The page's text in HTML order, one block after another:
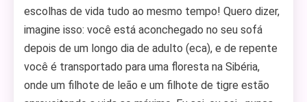
escolhas de vida tudo ao mesmo tempo! Quero dizer,
imagine isso: você está aconchegado no seu sofá
depois de um longo dia de adulto (eca), e de repente
você é transportado para uma floresta na Sibéria,
onde um filhote de leão e um filhote de tigre estão